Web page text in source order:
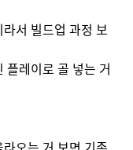
서 빌드업 과정 보
플레이로 골 넣는 거